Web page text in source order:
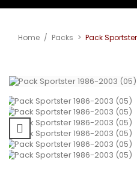
Home / Packs > Pack